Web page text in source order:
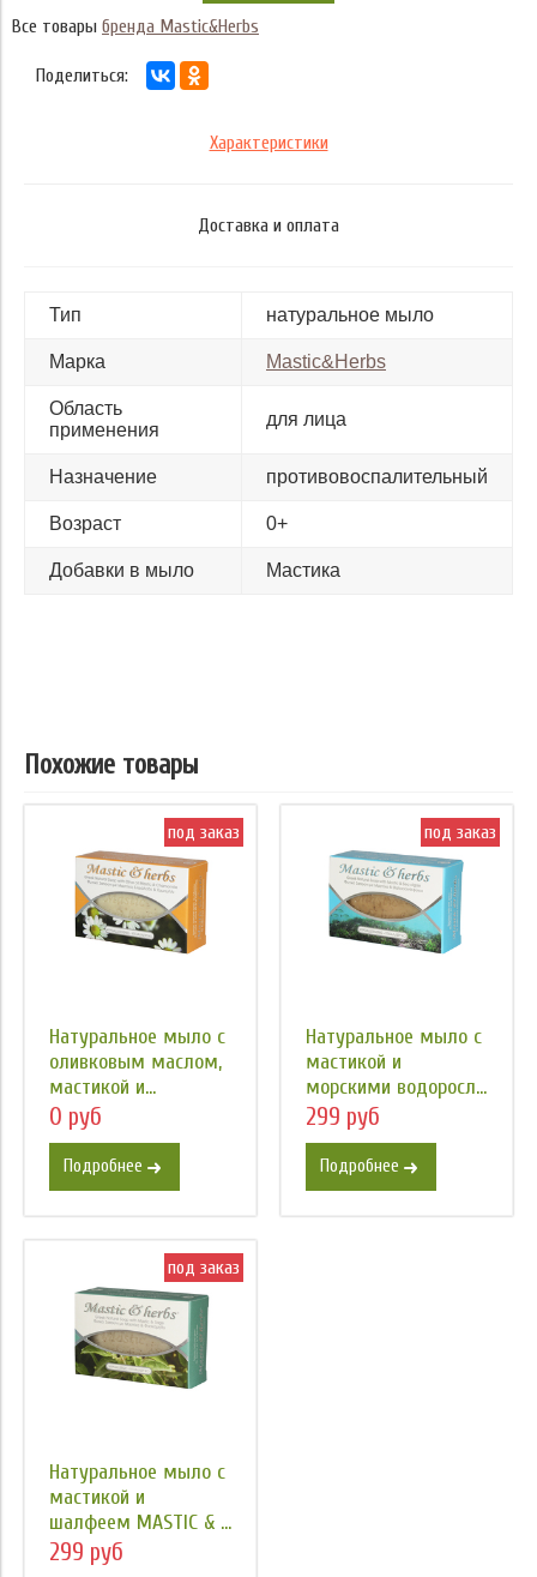
Все товары бренда Mastic&Herbs
Поделиться:
Характеристики
Доставка и оплата
Тип натуральное мыло
Марка Mastic&Herbs
Область
применения
для лица
Назначение противовоспалительный
Возраст 0+
Добавки в мыло Мастика
Похожие товары
под заказ
Натуральное мыло с
оливковым маслом,
мастикой и...
0 руб
Подробнее
под заказ
Натуральное мыло с
мастикой и
морскими водоросл...
299 руб
Подробнее
под заказ
Натуральное мыло с
мастикой и
шалфеем MASTIC & ...
299 руб